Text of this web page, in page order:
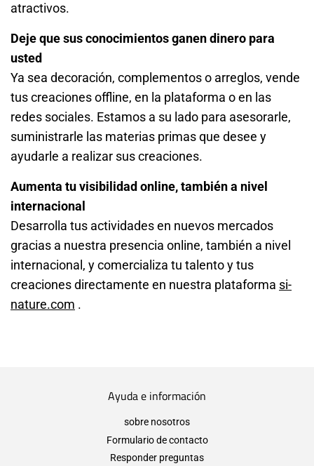
atractivos.
Deje que sus conocimientos ganen dinero para
usted
Ya sea decoración, complementos o arreglos, vende
tus creaciones offline, en la plataforma o en las
redes sociales. Estamos a su lado para asesorarle,
suministrarle las materias primas que desee y
ayudarle a realizar sus creaciones.
Aumenta tu visibilidad online, también a nivel
internacional
Desarrolla tus actividades en nuevos mercados
gracias a nuestra presencia online, también a nivel
internacional, y comercializa tu talento y tus
creaciones directamente en nuestra plataforma si-
nature.com .
Ayuda e información
sobre nosotros
Formulario de contacto
Responder preguntas